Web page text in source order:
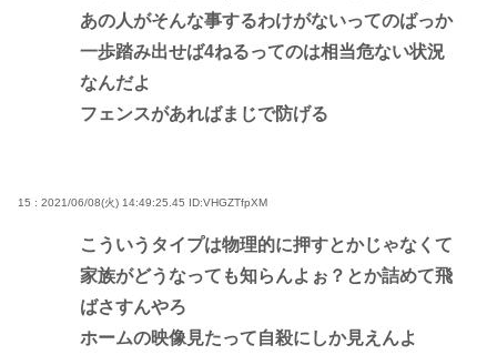
あの人がそんな事するわけがないってのばっか
一歩踏み出せば4ねるってのは相当危ない状況
なんだよ
フェンスがあればまじで防げる
15 : 2021/06/08(火) 14:49:25.45 ID:VHGZTfpXM
こういうタイプは物理的に押すとかじゃなくて
家族がどうなっても知らんよぉ？とか詰めて飛
ばさすんやろ
ホームの映像見たって自殺にしか見えんよ